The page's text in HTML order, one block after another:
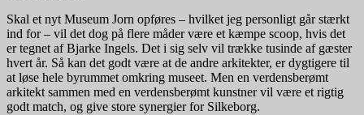
Skal et nyt Museum Jorn opføres – hvilket jeg personligt går stærkt
ind for – vil det dog på flere måder være et kæmpe scoop, hvis det
er tegnet af Bjarke Ingels. Det i sig selv vil trække tusinde af gæster
hvert år. Så kan det godt være at de andre arkitekter, er dygtigere til
at løse hele byrummet omkring museet. Men en verdensberømt
arkitekt sammen med en verdensberømt kunstner vil være et rigtig
godt match, og give store synergier for Silkeborg.